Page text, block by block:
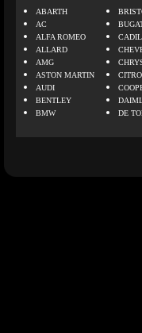
ABARTH
AC
ALFA ROMEO
ALLARD
AMG
ASTON MARTIN
AUDI
BENTLEY
BMW
DE